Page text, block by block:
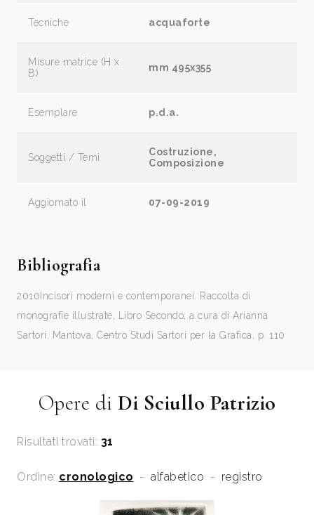
Tecniche acquaforte
Misure matrice (H x
B)
mm 495x355
Esemplare p.d.a.
Soggetti / Temi
Costruzione,
Composizione
Aggiornato il 07-09-2019
Bibliografia
2010 Incisori moderni e contemporanei. Raccolta di
monografie illustrate, Libro Secondo, a cura di Arianna
Sartori, Mantova, Centro Studi Sartori per la Grafica, p. 110
Opere di Di Sciullo Patrizio
Risultati trovati: 31
Ordine: cronologico - alfabetico - registro